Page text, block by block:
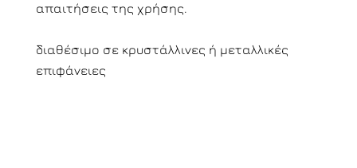
απαιτήσεις της χρήσης.
διαθέσιμο σε κρυστάλλινες ή μεταλλικές
επιφάνειες